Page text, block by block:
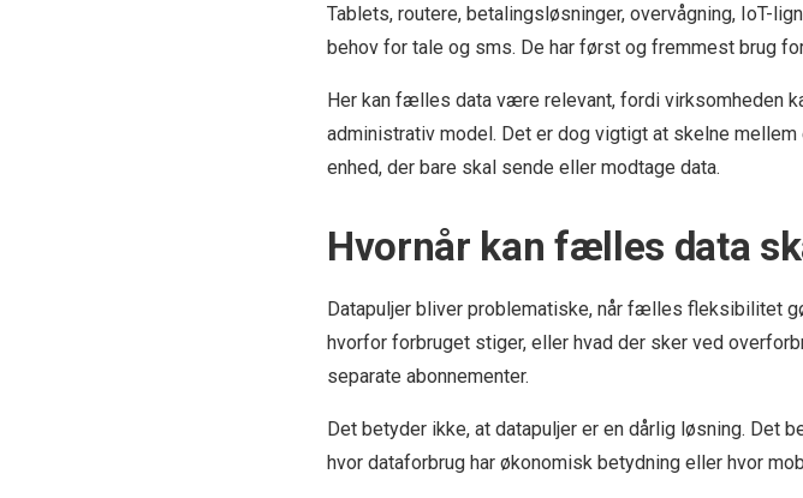
Tablets, routere, betalingsløsninger, overvågning, IoT-
behov for tale og sms. De har først og fremmest brug
Her kan fælles data være relevant, fordi virksomheden
administrativ model. Det er dog vigtigt at skelne
enhed, der bare skal sende eller modtage data.
Hvornår kan fælles data
Datapuljer bliver problematiske, når fælles fleksibilitet
hvorfor forbruget stiger, eller hvad der sker ved
separate abonnementer.
Det betyder ikke, at datapuljer er en dårlig løsning. Det
hvor dataforbrug har økonomisk betydning eller hvor